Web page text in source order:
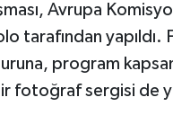
Avrupa
tarafından yapıldı.
program
fotoğraf sergisi de